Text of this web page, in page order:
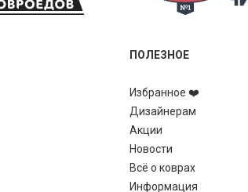
ПОЛЕЗНОЕ
Избранное ❤️
Дизайнерам
Акции
Новости
Всё о коврах
Информация